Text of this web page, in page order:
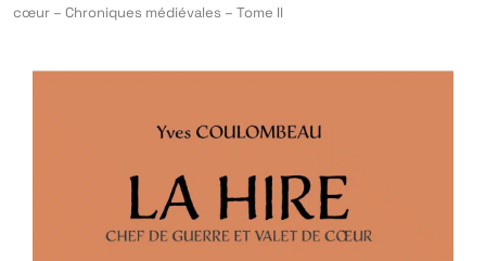
cœur – Chroniques médiévales – Tome II